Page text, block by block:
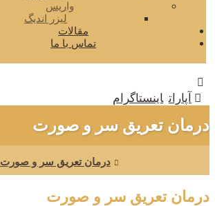
واریس
لیزر اندیگ
مقالات
تماس با ما
آپارات اینستاگرام
درمان تعریق سر و صورت
درمان تعریق سر و صورت
درمان تعریق سر و صورت